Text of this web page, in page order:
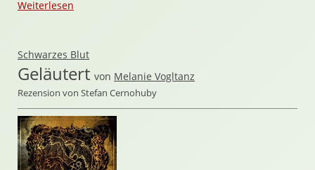
Weiterlesen
Schwarzes Blut
Geläutert von Melanie Vogltanz
Rezension von Stefan Cernohuby